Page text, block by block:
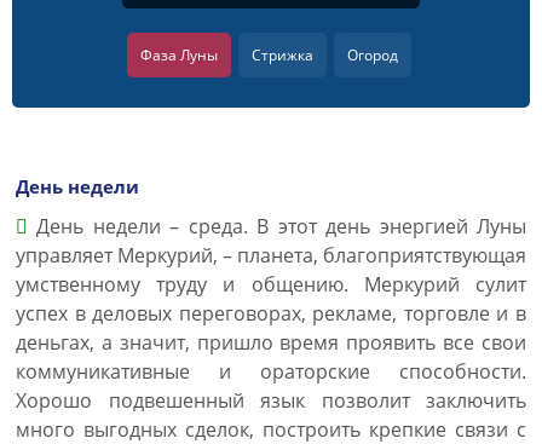
Фаза Луны Стрижка Огород
День недели
День недели – среда. В этот день энергией Луны
управляет Меркурий, – планета, благоприятствующая
умственному труду и общению. Меркурий сулит
успех в деловых переговорах, рекламе, торговле и в
деньгах, а значит, пришло время проявить все свои
коммуникативные и ораторские способности.
Хорошо подвешенный язык позволит заключить
много выгодных сделок, построить крепкие связи с